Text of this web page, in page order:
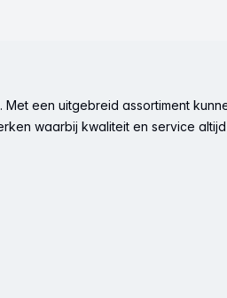
een uitgebreid assortiment
waarbij kwaliteit en service